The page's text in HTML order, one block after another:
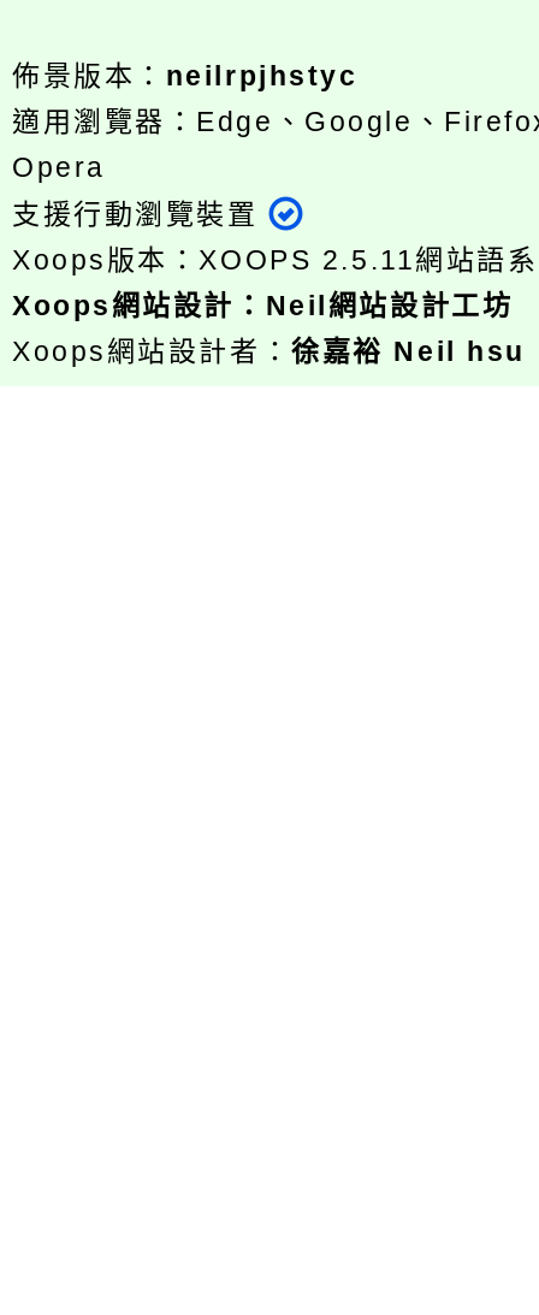
佈景版本： neilrpjhstyc
適用瀏覽器：Edge、Google、
Opera
支援行動瀏覽裝置
Xoops版本：XOOPS 2.5.11網站語
Xoops網站設計 ： Neil網站設計工坊
Xoops網站設計者：徐嘉裕 Neil hsu